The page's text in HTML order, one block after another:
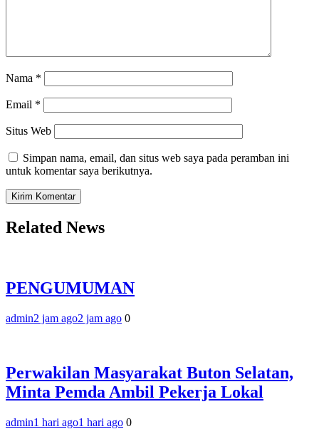
Nama *
Email *
Situs Web
Simpan nama, email, dan situs web saya pada peramban ini
untuk komentar saya berikutnya.
Related News
PENGUMUMAN
admin2 jam ago2 jam ago 0
Perwakilan Masyarakat Buton Selatan,
Minta Pemda Ambil Pekerja Lokal
admin1 hari ago1 hari ago 0